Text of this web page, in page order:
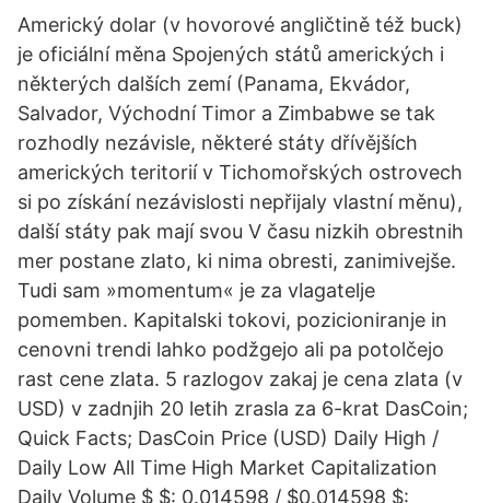
Americký dolar (v hovorové angličtině též buck)
je oficiální měna Spojených států amerických i
některých dalších zemí (Panama, Ekvádor,
Salvador, Východní Timor a Zimbabwe se tak
rozhodly nezávisle, některé státy dřívějších
amerických teritorií v Tichomořských ostrovech
si po získání nezávislosti nepřijaly vlastní měnu),
další státy pak mají svou V času nizkih obrestnih
mer postane zlato, ki nima obresti, zanimivejše.
Tudi sam »momentum« je za vlagatelje
pomemben. Kapitalski tokovi, pozicioniranje in
cenovni trendi lahko podžgejo ali pa potolčejo
rast cene zlata. 5 razlogov zakaj je cena zlata (v
USD) v zadnjih 20 letih zrasla za 6-krat DasCoin;
Quick Facts; DasCoin Price (USD) Daily High /
Daily Low All Time High Market Capitalization
Daily Volume $ $: 0.014598 / $0.014598 $: